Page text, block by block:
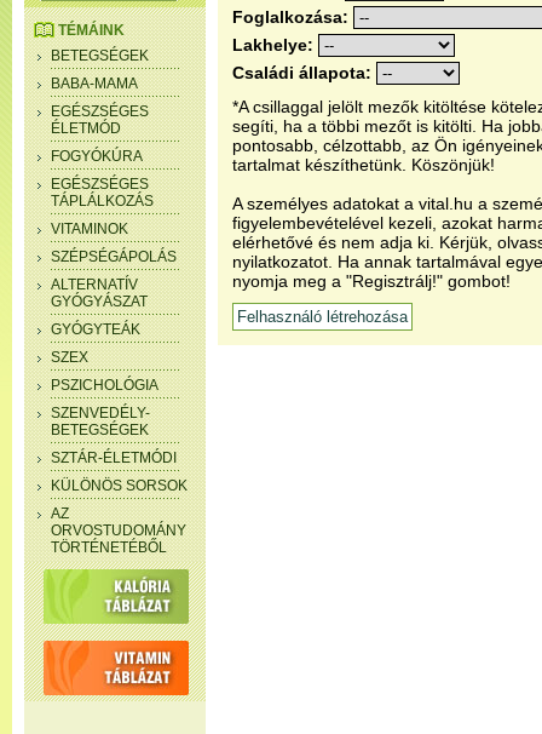
TÉMÁINK
BETEGSÉGEK
BABA-MAMA
EGÉSZSÉGES
ÉLETMÓD
FOGYÓKÚRA
EGÉSZSÉGES
TÁPLÁLKOZÁS
VITAMINOK
SZÉPSÉGÁPOLÁS
ALTERNATÍV
GYÓGYÁSZAT
GYÓGYTEÁK
SZEX
PSZICHOLÓGIA
SZENVEDÉLY-
BETEGSÉGEK
SZTÁR-ÉLETMÓDI
KÜLÖNÖS SORSOK
AZ
ORVOSTUDOMÁNY
TÖRTÉNETÉBŐL
Foglalkozása:
Lakhelye:
Családi állapota:
*A csillaggal jelölt mezők kitöltése
segíti, ha a többi mezőt is kitölti. Ha
pontosabb, célzottabb, az Ön
tartalmat készíthetünk. Köszönjük!
A személyes adatokat a vital.hu a
figyelembevételével kezeli, azokat
elérhetővé és nem adja ki. Kérjük,
nyilatkozatot. Ha annak tartalmával
nyomja meg a "Regisztrálj!" gombot!